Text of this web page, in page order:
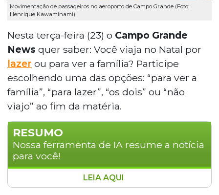
Movimentação de passageiros no aeroporto de Campo Grande (Foto:
Henrique Kawaminami)
Nesta terça-feira (23) o Campo Grande
News quer saber: Você viaja no Natal por
lazer ou para ver a família? Participe
escolhendo uma das opções: “para ver a
família”, “para lazer”, “os dois” ou “não
viajo” ao fim da matéria.
RESUMO
Nossa ferramenta de IA resume a notícia
para você!
O período natalino intensifica o fluxo de
LEIA AQUI